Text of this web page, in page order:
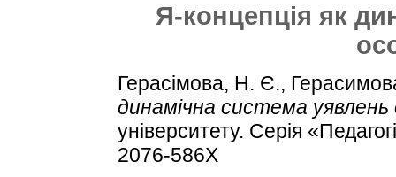
Я-концепція як
Герасімова, Н. Є.,
динамічна система
університету. Серія
2076-586X